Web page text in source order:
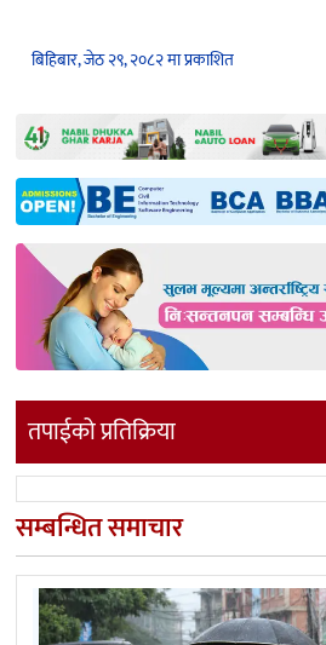
बिहिबार, जेठ २९, २०८२ मा प्रकाशित
तपाईको प्रतिक्रिया
सम्बन्धित समाचार